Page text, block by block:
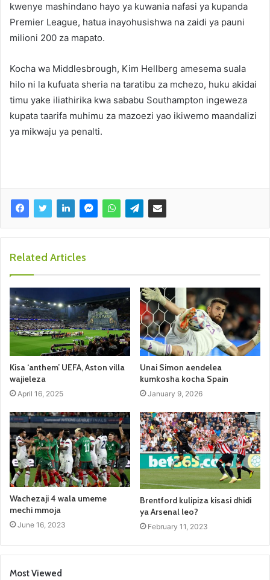
kwenye mashindano hayo ya kuwania nafasi ya kupanda
Premier League, hatua inayohusishwa na zaidi ya pauni
milioni 200 za mapato.
Kocha wa Middlesbrough, Kim Hellberg amesema suala
hilo ni la kufuata sheria na taratibu za mchezo, huku akidai
timu yake iliathirika kwa sababu Southampton ingeweza
kupata taarifa muhimu za mazoezi yao ikiwemo maandalizi
ya mikwaju ya penalti.
Related Articles
Kisa ‘anthem’ UEFA, Aston villa
wajieleza
April 16, 2025
Unai Simon aendelea
kumkosha kocha Spain
January 9, 2026
Wachezaji 4 wala umeme
mechi mmoja
June 16, 2023
Brentford kulipiza kisasi dhidi
ya Arsenal leo?
February 11, 2023
Most Viewed